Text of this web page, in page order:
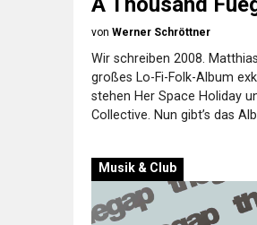
von Werner Schröttner
Wir schreiben 2008.
großes Lo-Fi-Folk-Album
stehen Her Space Holiday
Collective. Nun gibt’s das
Musik & Club